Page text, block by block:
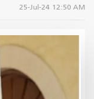
25-Jul-24 12:50 AM